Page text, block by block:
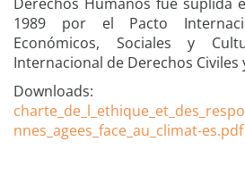
1989 por el Pacto
Económicos, Sociales y
Internacional de Derechos Civiles
Downloads:
nnes_agees_face_au_climat-es.pdf